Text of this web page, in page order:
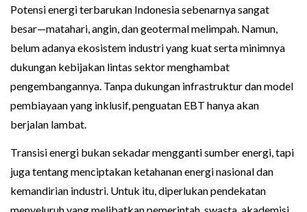
Potensi energi terbarukan Indonesia sebenarnya sangat
besar—matahari, angin, dan geotermal melimpah. Namun,
belum adanya ekosistem industri yang kuat serta minimnya
dukungan kebijakan lintas sektor menghambat
pengembangannya. Tanpa dukungan infrastruktur dan model
pembiayaan yang inklusif, penguatan EBT hanya akan
berjalan lambat.
Transisi energi bukan sekadar mengganti sumber energi, tapi
juga tentang menciptakan ketahanan energi nasional dan
kemandirian industri. Untuk itu, diperlukan pendekatan